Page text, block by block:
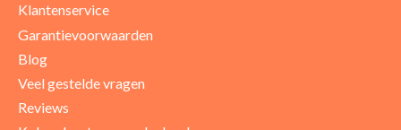
Klantenservice
Garantievoorwaarden
Blog
Veel gestelde vragen
Reviews